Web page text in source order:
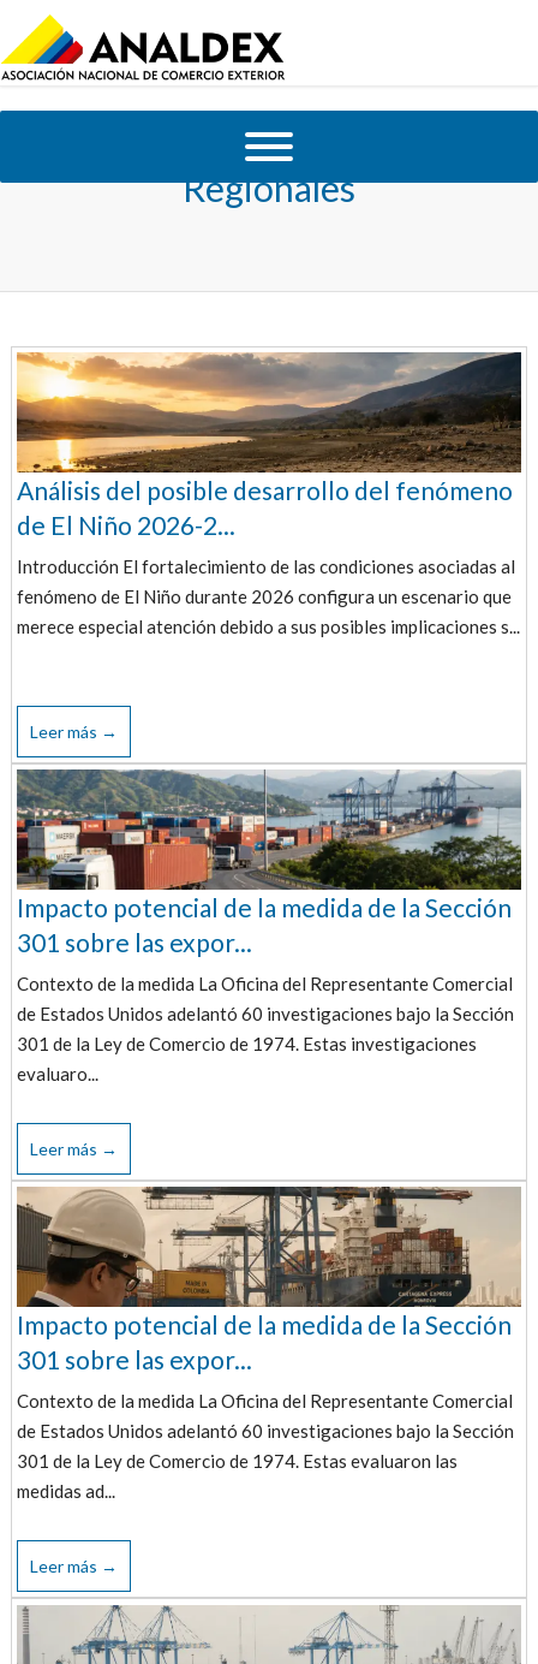
Regionales
Análisis del posible desarrollo del fenómeno
de El Niño 2026-2...
Introducción El fortalecimiento de las condiciones asociadas al
fenómeno de El Niño durante 2026 configura un escenario que
merece especial atención debido a sus posibles implicaciones s...
Leer más →
Impacto potencial de la medida de la Sección
301 sobre las expor...
Contexto de la medida La Oficina del Representante Comercial
de Estados Unidos adelantó 60 investigaciones bajo la Sección
301 de la Ley de Comercio de 1974. Estas investigaciones
evaluaro...
Leer más →
Impacto potencial de la medida de la Sección
301 sobre las expor...
Contexto de la medida La Oficina del Representante Comercial
de Estados Unidos adelantó 60 investigaciones bajo la Sección
301 de la Ley de Comercio de 1974. Estas evaluaron las
medidas ad...
Leer más →